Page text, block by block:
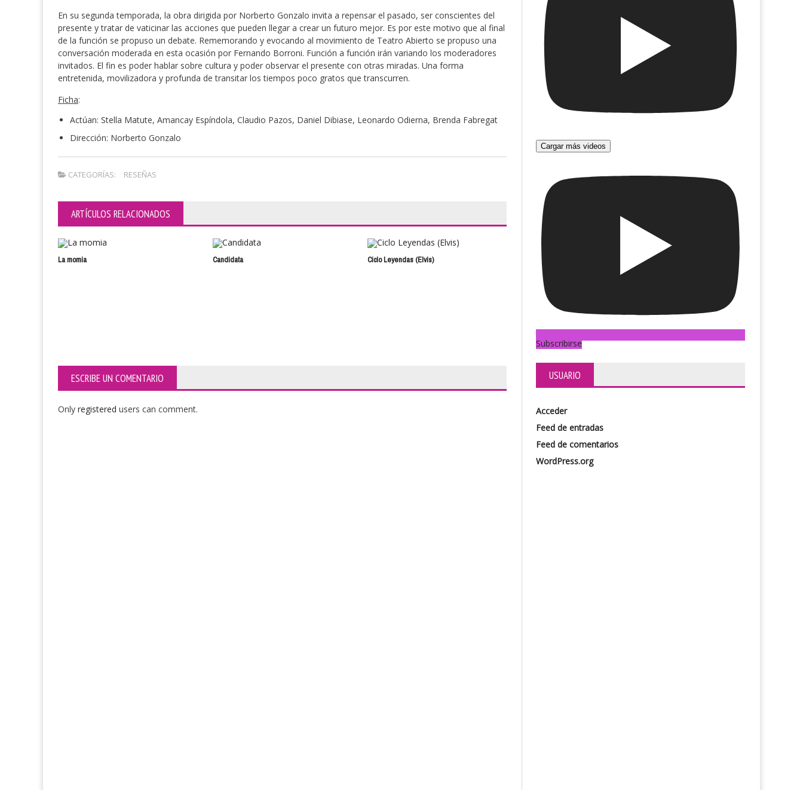
En su segunda temporada, la obra dirigida por Norberto Gonzalo invita a repensar el pasado, ser conscientes del
presente y tratar de vaticinar las acciones que pueden llegar a crear un futuro mejor. Es por este motivo que al final
de la función se propuso un debate. Rememorando y evocando al movimiento de Teatro Abierto se propuso una
conversación moderada en esta ocasión por Fernando Borroni. Función a función irán variando los moderadores
invitados. El fin es poder hablar sobre cultura y poder observar el presente con otras miradas. Una forma
entretenida, movilizadora y profunda de transitar los tiempos poco gratos que transcurren.
Ficha:
Actúan: Stella Matute, Amancay Espíndola, Claudio Pazos, Daniel Dibiase, Leonardo Odierna, Brenda Fabregat
Dirección: Norberto Gonzalo
CATEGORÍAS: RESEÑAS
ARTÍCULOS RELACIONADOS
La momia Candidata Ciclo Leyendas (Elvis) Dr. Fausto
Trastorno
ESCRIBE UN COMENTARIO
Only registered users can comment.
Cargar más videos
Subscribirse
USUARIO
Acceder
Feed de entradas
Feed de comentarios
WordPress.org